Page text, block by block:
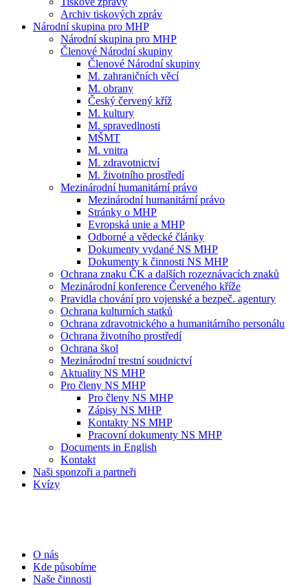
Archiv tiskových zpráv
Národní skupina pro MHP
Národní skupina pro MHP
Členové Národní skupiny
Členové Národní skupiny
M. zahraničních věcí
M. obrany
Český červený kříž
M. kultury
M. spravedlnosti
MŠMT
M. vnitra
M. zdravotnictví
M. životního prostředí
Mezinárodní humanitární právo
Mezinárodní humanitární právo
Stránky o MHP
Evropská unie a MHP
Odborné a vědecké články
Dokumenty vydané NS MHP
Dokumenty k činnosti NS MHP
Ochrana znaku ČK a dalších rozeznávacích znaků
Mezinárodní konference Červeného kříže
Pravidla chování pro vojenské a bezpeč. agentury
Ochrana kulturních statků
Ochrana zdravotnického a humanitárního personálu
Ochrana životního prostředí
Ochrana škol
Mezinárodní trestní soudnictví
Aktuality NS MHP
Pro členy NS MHP
Pro členy NS MHP
Zápisy NS MHP
Kontakty NS MHP
Pracovní dokumenty NS MHP
Documents in English
Kontakt
Naši sponzoři a partneři
Kvízy
O nás
Kde působíme
Naše činnosti